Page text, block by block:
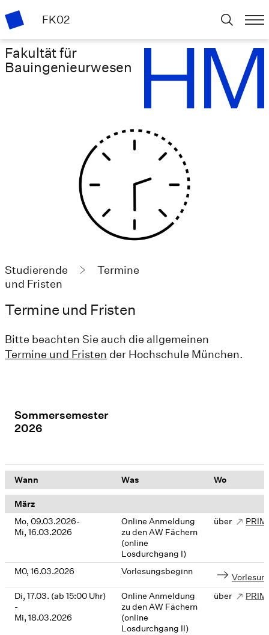
FK02
Fakultät für
Bauingenieurwesen
Studierende
Termine
und Fristen
Termine und Fristen
Bitte beachten Sie auch die allgemeinen
Termine und Fristen der Hochschule München.
Sommersemester
2026
Wann Was Wo
März
Mo, 09.03.2026-
Mi, 16.03.2026
Online Anmeldung
zu den AW Fächern
(online
Losdurchgang I)
über
M0, 16.03.2026 Vorlesungsbeginn
Di, 17.03. (ab 15:00 Uhr)
-
Mi, 18.03.2026
Online Anmeldung
zu den AW Fächern
(online
Losdurchgang II)
über